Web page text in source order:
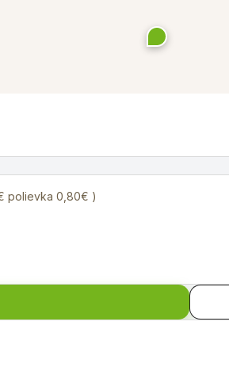
polievka 0,80€ )